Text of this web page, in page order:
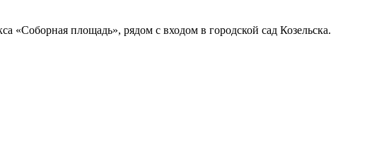
«Соборная площадь», рядом с входом в городской сад Козельска.